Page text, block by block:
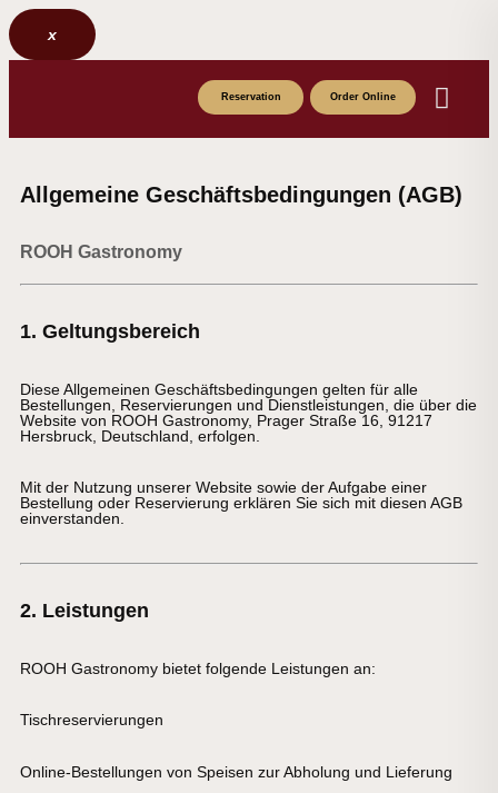
x
Reservation Order Online
Allgemeine Geschäftsbedingungen (AGB)
ROOH Gastronomy
1. Geltungsbereich
Diese Allgemeinen Geschäftsbedingungen gelten für alle
Bestellungen, Reservierungen und Dienstleistungen, die über die
Website von ROOH Gastronomy, Prager Straße 16, 91217
Hersbruck, Deutschland, erfolgen.
Mit der Nutzung unserer Website sowie der Aufgabe einer
Bestellung oder Reservierung erklären Sie sich mit diesen AGB
einverstanden.
2. Leistungen
ROOH Gastronomy bietet folgende Leistungen an:
Tischreservierungen
Online-Bestellungen von Speisen zur Abholung und Lieferung